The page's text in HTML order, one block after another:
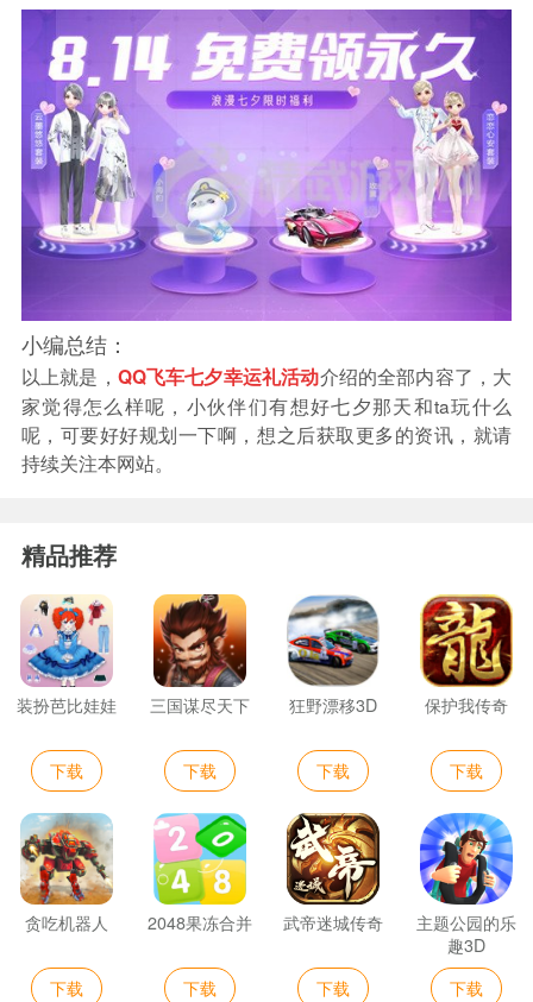
小编总结：
以上就是， QQ飞车七夕幸运礼活动介绍的全部内容了，大
家觉得怎么样呢，小伙伴们有想好七夕那天和ta玩什么
呢，可要好好规划一下啊，想之后获取更多的资讯，就请
持续关注本网站。
精品推荐
装扮芭比娃娃
下载
三国谋尽天下
下载
狂野漂移3D
下载
保护我传奇
下载
贪吃机器人
下载
2048果冻合并
下载
武帝迷城传奇
下载
主题公园的乐
趣3D
下载